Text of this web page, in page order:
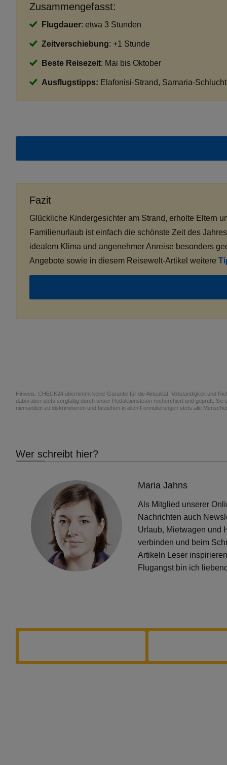
Zusammengefasst:
Flugdauer: etwa 3 Stunden
Zeitverschiebung: +1 Stunde
Beste Reisezeit: Mai bis Oktober
Ausflugstipps: Elafonisi-Strand, Samaria-
Fazit
Glückliche Kindergesichter am Strand, erholte Eltern
Familienurlaub ist einfach die schönste Zeit des
idealem Klima und angenehmer Anreise besonders
Angebote sowie in diesem Reisewelt-Artikel weitere
Hinweis: CHECK24 übernimmt keine Garantie für die Aktualität, Vollständigkeit und
dabei aber stets sorgfältig durch unser Redaktionsteam recherchiert und geprüft.
niemanden zu diskriminieren und beziehen in allen Formulierungen stets alle
Wer schreibt hier?
Maria Jahns
Als Mitglied unserer
Nachrichten auch
Urlaub, Mietwagen und
verbinden und beim
Artikeln Leser
Flugangst bin ich